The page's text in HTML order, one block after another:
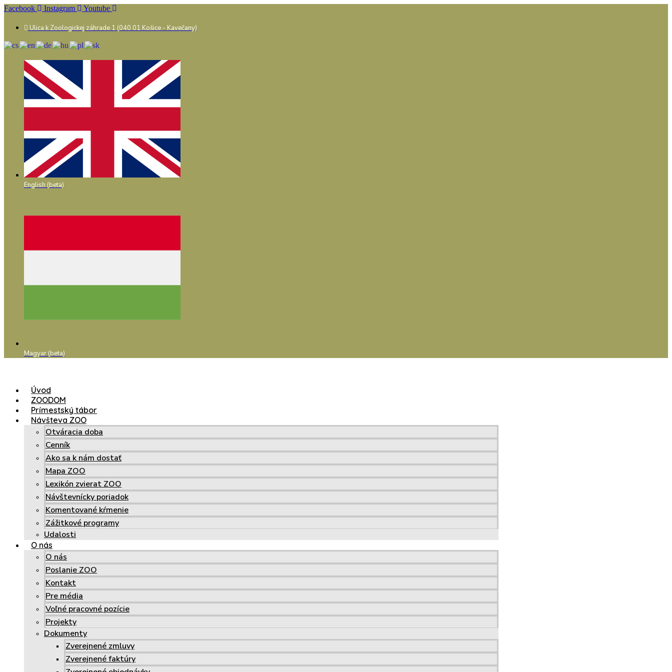
Preskočiť
obsah
Facebook Instagram Youtube
Ulica k Zoologickej záhrade 1 (040 01 Košice - Kavečany)
English (beta)
Magyar (beta)
Úvod
ZOODOM
Prímestský tábor
Návšteva ZOO
Otváracia doba
Cenník
Ako sa k nám dostať
Mapa ZOO
Lexikón zvierat ZOO
Návštevnícky poriadok
Komentované kŕmenie
Zážitkové programy
Udalosti
O nás
O nás
Poslanie ZOO
Kontakt
Pre média
Voľné pracovné pozície
Projekty
Dokumenty
Zverejnené zmluvy
Zverejnené faktúry